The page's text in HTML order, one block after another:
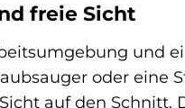
freie Sicht
und
oder eine
auf den Schnitt.